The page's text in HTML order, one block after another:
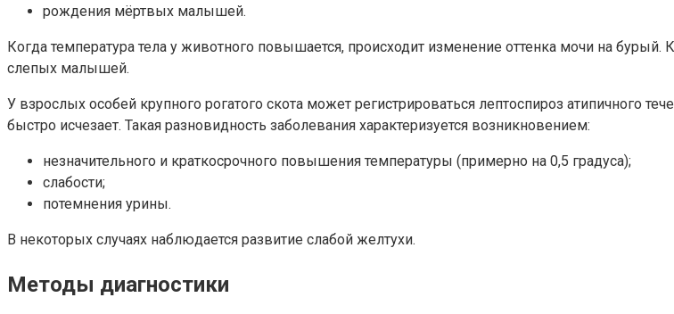
рождения мёртвых малышей.
Когда температура тела у животного повышается, происходит изменение оттенка мочи на
слепых малышей.
У взрослых особей крупного рогатого скота может регистрироваться лептоспироз атипичного
быстро исчезает. Такая разновидность заболевания характеризуется возникновением:
незначительного и краткосрочного повышения температуры (примерно на 0,5 градуса);
слабости;
потемнения урины.
В некоторых случаях наблюдается развитие слабой желтухи.
Методы диагностики